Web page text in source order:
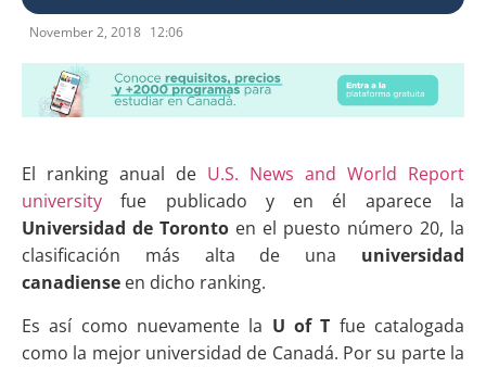
November 2, 2018 12:06
El ranking anual de U.S. News and World Report
university fue publicado y en él aparece la
Universidad de Toronto en el puesto número 20, la
clasificación más alta de una universidad
canadiense en dicho ranking.
Es así como nuevamente la U of T fue catalogada
como la mejor universidad de Canadá. Por su parte la